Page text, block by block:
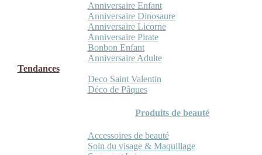
Anniversaire Enfant
Anniversaire Dinosaure
Anniversaire Licorne
Anniversaire Pirate
Bonbon Enfant
Anniversaire Adulte
Tendances
Deco Saint Valentin
Déco de Pâques
Produits de beauté
Accessoires de beauté
Soin du visage & Maquillage